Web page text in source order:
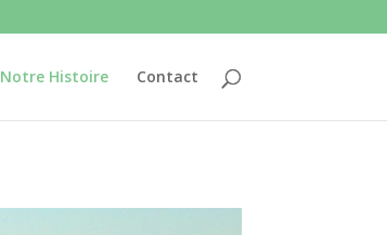
Notre Histoire Contact